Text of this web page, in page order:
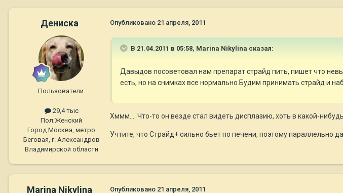
Дениска
Пользователи.
29,4 тыс
Пол:Женский
Город:Москва, метро
Беговая, г. Александров
Владимирской области
Опубликовано 21 апреля, 2011
В 21.04.2011 в 05:58, Marina Nikylina сказал:
Давыдов посоветовал нам препарат страйд пить, пишет что
есть, но на снимках все нормально.Будим принимать страйд и
Хммм.... Что-то он везде стал видеть дисплазию, хоть в какой-
Учтите, что Страйд+ сильно бьет по печени, поэтому параллельно
Marina Nikylina Опубликовано 21 апреля, 2011